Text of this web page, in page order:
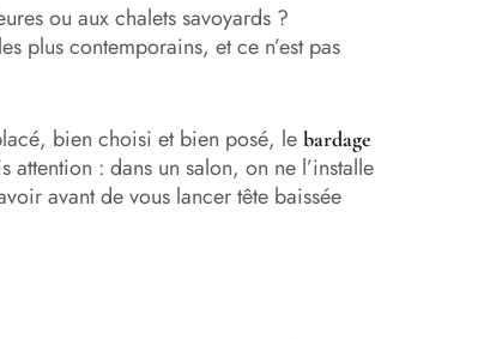
ou aux chalets savoyards ?
plus contemporains, et ce n’est pas
bien choisi et bien posé, le bardage
: dans un salon, on ne l’installe
avant de vous lancer tête baissée